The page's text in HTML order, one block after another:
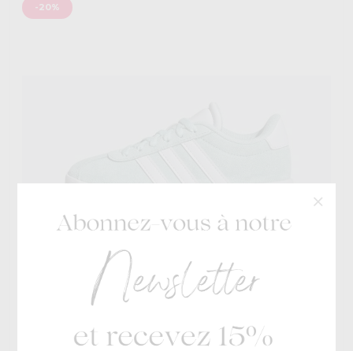
-20%
VL Court 3.0